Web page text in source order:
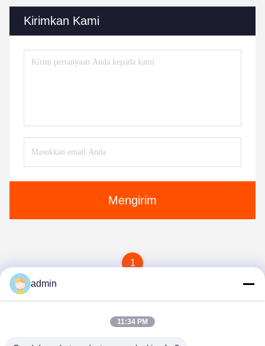
Kirimkan Kami
Mengirim
1
admin
11:34 PM